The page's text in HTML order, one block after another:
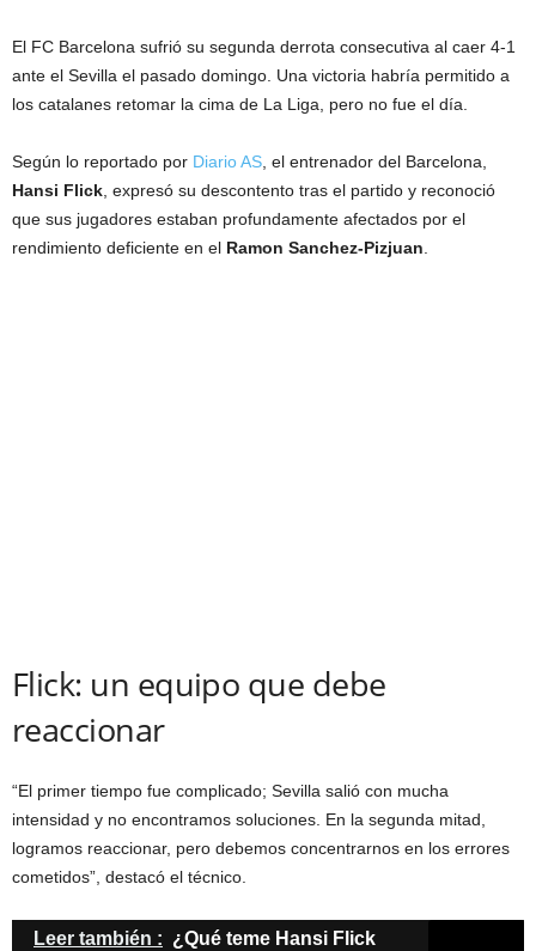
El FC Barcelona sufrió su segunda derrota consecutiva al caer 4-1
ante el Sevilla el pasado domingo. Una victoria habría permitido a
los catalanes retomar la cima de La Liga, pero no fue el día.
Según lo reportado por Diario AS, el entrenador del Barcelona,
Hansi Flick, expresó su descontento tras el partido y reconoció
que sus jugadores estaban profundamente afectados por el
rendimiento deficiente en el Ramon Sanchez-Pizjuan.
Flick: un equipo que debe
reaccionar
“El primer tiempo fue complicado; Sevilla salió con mucha
intensidad y no encontramos soluciones. En la segunda mitad,
logramos reaccionar, pero debemos concentrarnos en los errores
cometidos”, destacó el técnico.
Leer también : ¿Qué teme Hansi Flick